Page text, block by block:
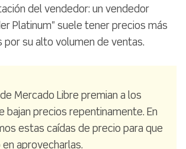
del vendedor: un vendedor
Platinum" suele tener precios más
su alto volumen de ventas.
Mercado Libre premian a los
bajan precios repentinamente. En
estas caídas de precio para que
aprovecharlas.